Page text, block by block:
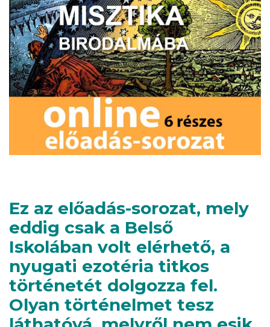
Ez az előadás-sorozat, mely
eddig csak a Belső
Iskolában volt elérhető, a
nyugati ezotéria titkos
történetét dolgozza fel.
Olyan történelmet tesz